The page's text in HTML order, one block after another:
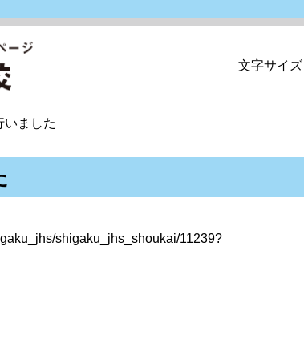
文字サイズ
いました
shigaku_jhs_shoukai/11239?